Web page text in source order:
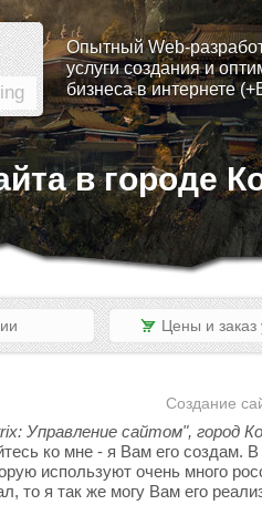
Опытный Web-
услуги создания и
бизнеса в интернете
в городе
Цены и заказ
Создание
Управление сайтом", город
ко мне - я Вам его создам.
используют очень много
то я так же могу Вам его